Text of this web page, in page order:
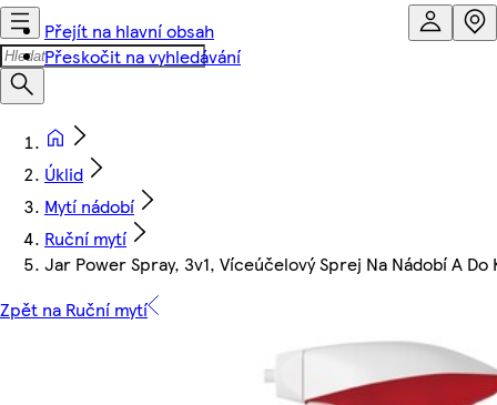
Přejít na hlavní obsah
Přeskočit na vyhledávání
Úklid
Mytí nádobí
Ruční mytí
Jar Power Spray, 3v1, Víceúčelový Sprej Na Nádobí A
Zpět na Ruční mytí